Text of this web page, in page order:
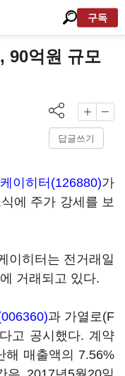
구독
90억원 규모
답글쓰기
이히터(126880)가
에 주가 강세를 보
이히터는 전거래일
거래되고 있다.
과 가열로(F
고 공시했다. 계약
해 매출액의 7.56%